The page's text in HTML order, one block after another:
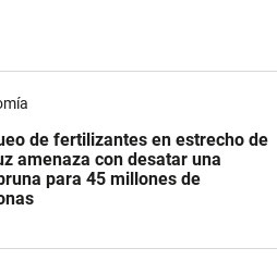
de fertilizantes en estrecho de
amenaza con desatar una
para 45 millones de